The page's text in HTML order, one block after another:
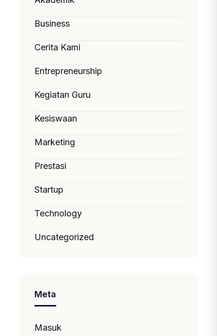
Business
Cerita Kami
Entrepreneurship
Kegiatan Guru
Kesiswaan
Marketing
Prestasi
Startup
Technology
Uncategorized
Meta
Masuk